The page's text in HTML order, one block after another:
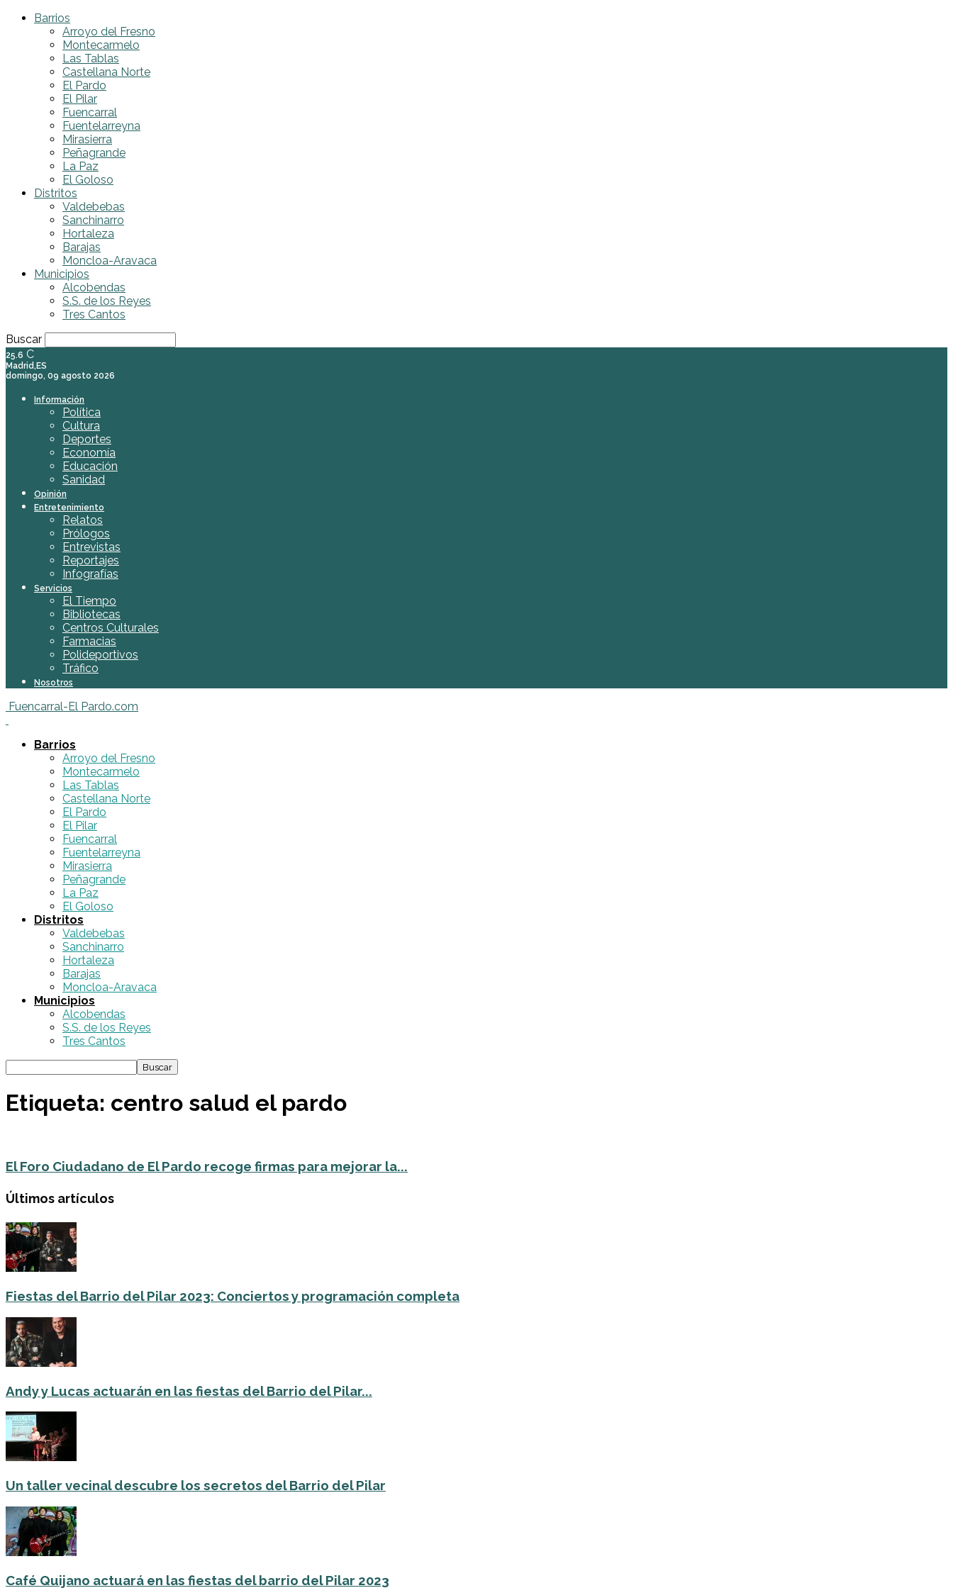
Barrios
Arroyo del Fresno
Montecarmelo
Las Tablas
Castellana Norte
El Pardo
El Pilar
Fuencarral
Fuentelarreyna
Mirasierra
Peñagrande
La Paz
El Goloso
Distritos
Valdebebas
Sanchinarro
Hortaleza
Barajas
Moncloa-Aravaca
Municipios
Alcobendas
S.S. de los Reyes
Tres Cantos
Buscar
25.6 C
Madrid,ES
domingo, 09 agosto 2026
Información
Política
Cultura
Deportes
Economía
Educación
Sanidad
Opinión
Entretenimiento
Relatos
Prólogos
Entrevistas
Reportajes
Infografías
Servicios
El Tiempo
Bibliotecas
Centros Culturales
Farmacias
Polideportivos
Tráfico
Nosotros
Fuencarral-El Pardo.com
Barrios
Arroyo del Fresno
Montecarmelo
Las Tablas
Castellana Norte
El Pardo
El Pilar
Fuencarral
Fuentelarreyna
Mirasierra
Peñagrande
La Paz
El Goloso
Distritos
Valdebebas
Sanchinarro
Hortaleza
Barajas
Moncloa-Aravaca
Municipios
Alcobendas
S.S. de los Reyes
Tres Cantos
Etiqueta: centro salud el pardo
El Foro Ciudadano de El Pardo recoge firmas para mejorar la...
Últimos artículos
Fiestas del Barrio del Pilar 2023: Conciertos y programación completa
Andy y Lucas actuarán en las fiestas del Barrio del Pilar...
Un taller vecinal descubre los secretos del Barrio del Pilar
Café Quijano actuará en las fiestas del barrio del Pilar 2023